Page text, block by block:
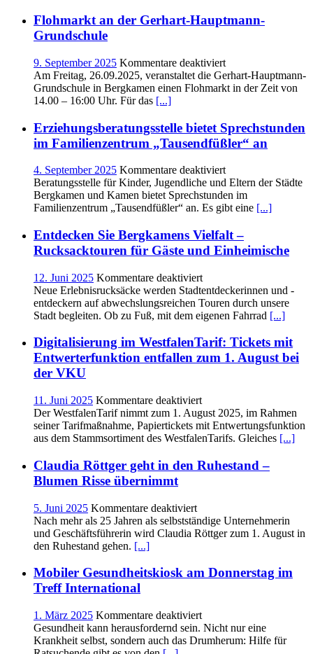
Art
erleben:
im
Kochkurs
an
Bergkamen
Flohmarkt an der Gerhart-Hauptmann-
Grundschule
9. September 2025 Kommentare deaktiviertfür
Flohmarkt
an
Hauptmann-
Grundschule
Am Freitag, 26.09.2025, veranstaltet die Gerhart-Hauptmann-
Grundschule in Bergkamen einen Flohmarkt in der Zeit von
14.00 – 16:00 Uhr. Für das [...]
Erziehungsberatungsstelle bietet Sprechstunden
im Familienzentrum „Tausendfüßler“ an
4. September 2025 Kommentare deaktiviertfür
bietet
Sprechstunden
Familienzentrum
„Tausendfüßler“
an
Beratungsstelle für Kinder, Jugendliche und Eltern der Städte
Bergkamen und Kamen bietet Sprechstunden im
Familienzentrum „Tausendfüßler“ an. Es gibt eine [...]
Entdecken Sie Bergkamens Vielfalt –
Rucksacktouren für Gäste und Einheimische
12. Juni 2025 Kommentare deaktiviertfür
Entdecken
Sie
Bergkamens
–
Rucksacktouren
für
Einheimische
Neue Erlebnisrucksäcke werden Stadtentdeckerinnen und -
entdeckern auf abwechslungsreichen Touren durch unsere
Stadt begleiten. Ob zu Fuß, mit dem eigenen Fahrrad [...]
Digitalisierung im WestfalenTarif: Tickets mit
Entwerterfunktion entfallen zum 1. August bei
der VKU
11. Juni 2025 Kommentare deaktiviertfür
Digitalisierung
im
WestfalenTarif:
mit
Entwerterfunktion
August
bei
Der WestfalenTarif nimmt zum 1. August 2025, im Rahmen
seiner Tarifmaßnahme, Papiertickets mit Entwertungsfunktion
aus dem Stammsortiment des WestfalenTarifs. Gleiches [...]
Claudia Röttger geht in den Ruhestand –
Blumen Risse übernimmt
5. Juni 2025 Kommentare deaktiviertfür
Claudia
Röttger
den
Risse
übernimmt
Nach mehr als 25 Jahren als selbstständige Unternehmerin
und Geschäftsführerin wird Claudia Röttger zum 1. August in
den Ruhestand gehen. [...]
Mobiler Gesundheitskiosk am Donnerstag im
Treff International
1. März 2025 Kommentare deaktiviertfür
Mobiler
Gesundheitskiosk
Gesundheit kann herausfordernd sein. Nicht nur eine
Krankheit selbst, sondern auch das Drumherum: Hilfe für